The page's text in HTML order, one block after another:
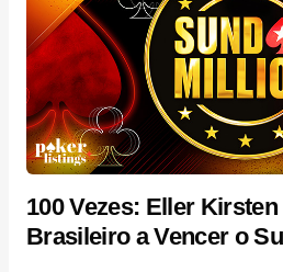
100 Vezes: Eller
Brasileiro a Vencer o